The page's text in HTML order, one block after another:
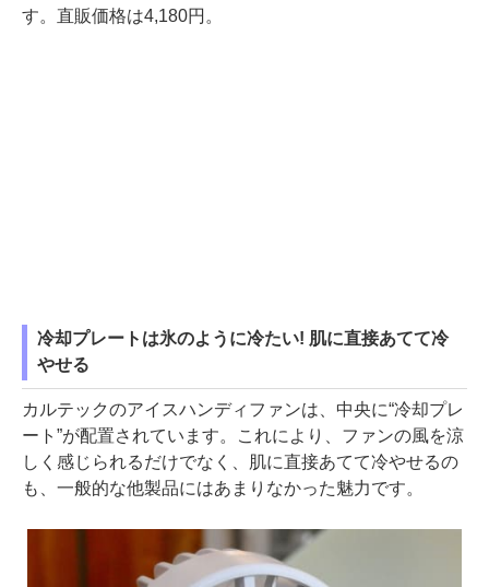
す。直販価格は4,180円。
冷却プレートは氷のように冷たい! 肌に直接あてて冷
やせる
カルテックのアイスハンディファンは、中央に“冷却プレ
ート”が配置されています。これにより、ファンの風を涼
しく感じられるだけでなく、肌に直接あてて冷やせるの
も、一般的な他製品にはあまりなかった魅力です。